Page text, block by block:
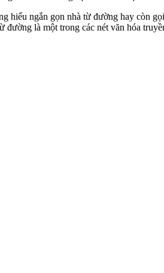
hiểu ngắn gọn nhà từ đường hay còn
đường là một trong các nét văn hóa